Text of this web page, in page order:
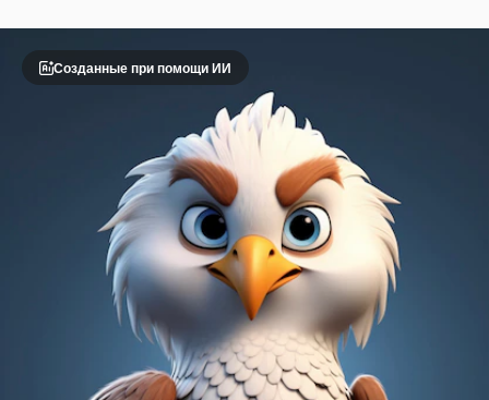
Созданные при помощи ИИ